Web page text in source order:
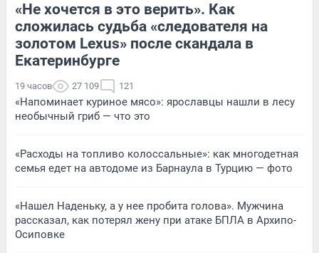
«Не хочется в это верить». Как
сложилась судьба «следователя на
золотом Lexus» после скандала в
Екатеринбурге
19 часов 27 109 121
«Напоминает куриное мясо»: ярославцы нашли в лесу
необычный гриб — что это
«Расходы на топливо колоссальные»: как многодетная
семья едет на автодоме из Барнаула в Турцию — фото
«Нашел Наденьку, а у нее пробита голова». Мужчина
рассказал, как потерял жену при атаке БПЛА в Архипо-
Осиповке